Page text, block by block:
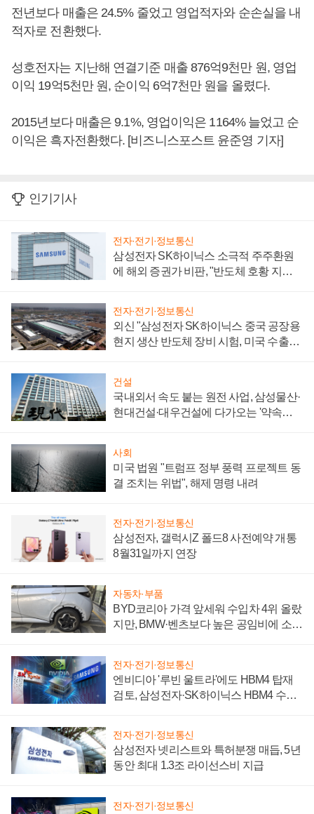
전년보다 매출은 24.5% 줄었고 영업적자와 순손실을 내
적자로 전환했다.
성호전자는 지난해 연결기준 매출 876억9천만 원, 영업
이익 19억5천만 원, 순이익 6억7천만 원을 올렸다.
2015년보다 매출은 9.1%, 영업이익은 1164% 늘었고 순
이익은 흑자전환했다. [비즈니스포스트 윤준영 기자]
인기기사
전자·전기·정보통신
삼성전자 SK하이닉스 소극적 주주환원
에 해외 증권가 비판, "반도체 호황 지속
전자·전기·정보통신
외신 "삼성전자 SK하이닉스 중국 공장용
현지 생산 반도체 장비 시험, 미국 수출통
건설
국내외서 속도 붙는 원전 사업, 삼성물산·
현대건설·대우건설에 다가오는 '약속의
사회
미국 법원 "트럼프 정부 풍력 프로젝트 동
결 조치는 위법", 해제 명령 내려
전자·전기·정보통신
삼성전자, 갤럭시Z 폴드8 사전예약 개통
8월31일까지 연장
자동차·부품
BYD코리아 가격 앞세워 수입차 4위 올랐
지만, BMW·벤츠보다 높은 공임비에 소비
전자·전기·정보통신
엔비디아 '루빈 울트라'에도 HBM4 탑재
검토, 삼성전자·SK하이닉스 HBM4 수율
전자·전기·정보통신
삼성전자 넷리스트와 특허분쟁 매듭, 5년
동안 최대 1.3조 라이선스비 지급
전자·전기·정보통신